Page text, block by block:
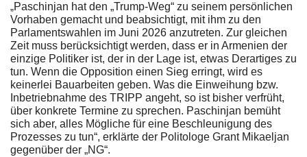
„Paschinjan hat den „Trump-Weg“ zu seinem persönlichen
Vorhaben gemacht und beabsichtigt, mit ihm zu den
Parlamentswahlen im Juni 2026 anzutreten. Zur gleichen
Zeit muss berücksichtigt werden, dass er in Armenien der
einzige Politiker ist, der in der Lage ist, etwas Derartiges zu
tun. Wenn die Opposition einen Sieg erringt, wird es
keinerlei Bauarbeiten geben. Was die Einweihung bzw.
Inbetriebnahme des TRIPP angeht, so ist bisher verfrüht,
über konkrete Termine zu sprechen. Paschinjan bemüht
sich aber, alles Mögliche für eine Beschleunigung des
Prozesses zu tun“, erklärte der Politologe Grant Mikaeljan
gegenüber der „NG“.